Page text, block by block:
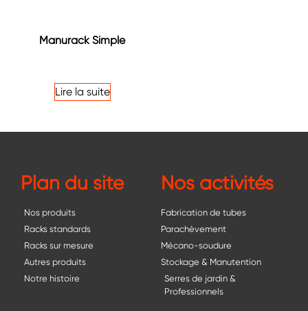
Manurack Simple
sur 5
Lire la suite
Plan du site
Nos produits
Racks standards
Racks sur mesure
Autres produits
Notre histoire
Nos activités
Fabrication de tubes
Parachèvement
Mécano-soudure
Stockage & Manutention
Serres de jardin &
Professionnels